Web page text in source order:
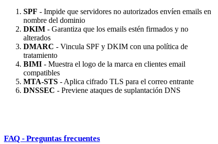
SPF - Impide que servidores no autorizados envíen emails en
nombre del dominio
DKIM - Garantiza que los emails estén firmados y no
alterados
DMARC - Vincula SPF y DKIM con una política de
tratamiento
BIMI - Muestra el logo de la marca en clientes email
compatibles
MTA-STS - Aplica cifrado TLS para el correo entrante
DNSSEC - Previene ataques de suplantación DNS
FAQ - Preguntas frecuentes